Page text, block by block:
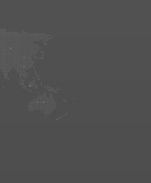
по обобщению